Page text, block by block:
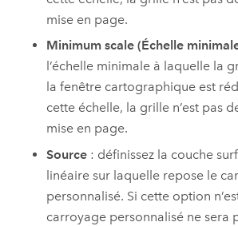
mise en page.
Minimum scale (Échelle
l’échelle minimale à laquelle la
la fenêtre cartographique est
cette échelle, la grille n’est pas
mise en page.
Source : définissez la couche
linéaire sur laquelle repose le
personnalisé. Si cette option
carroyage personnalisé ne sera